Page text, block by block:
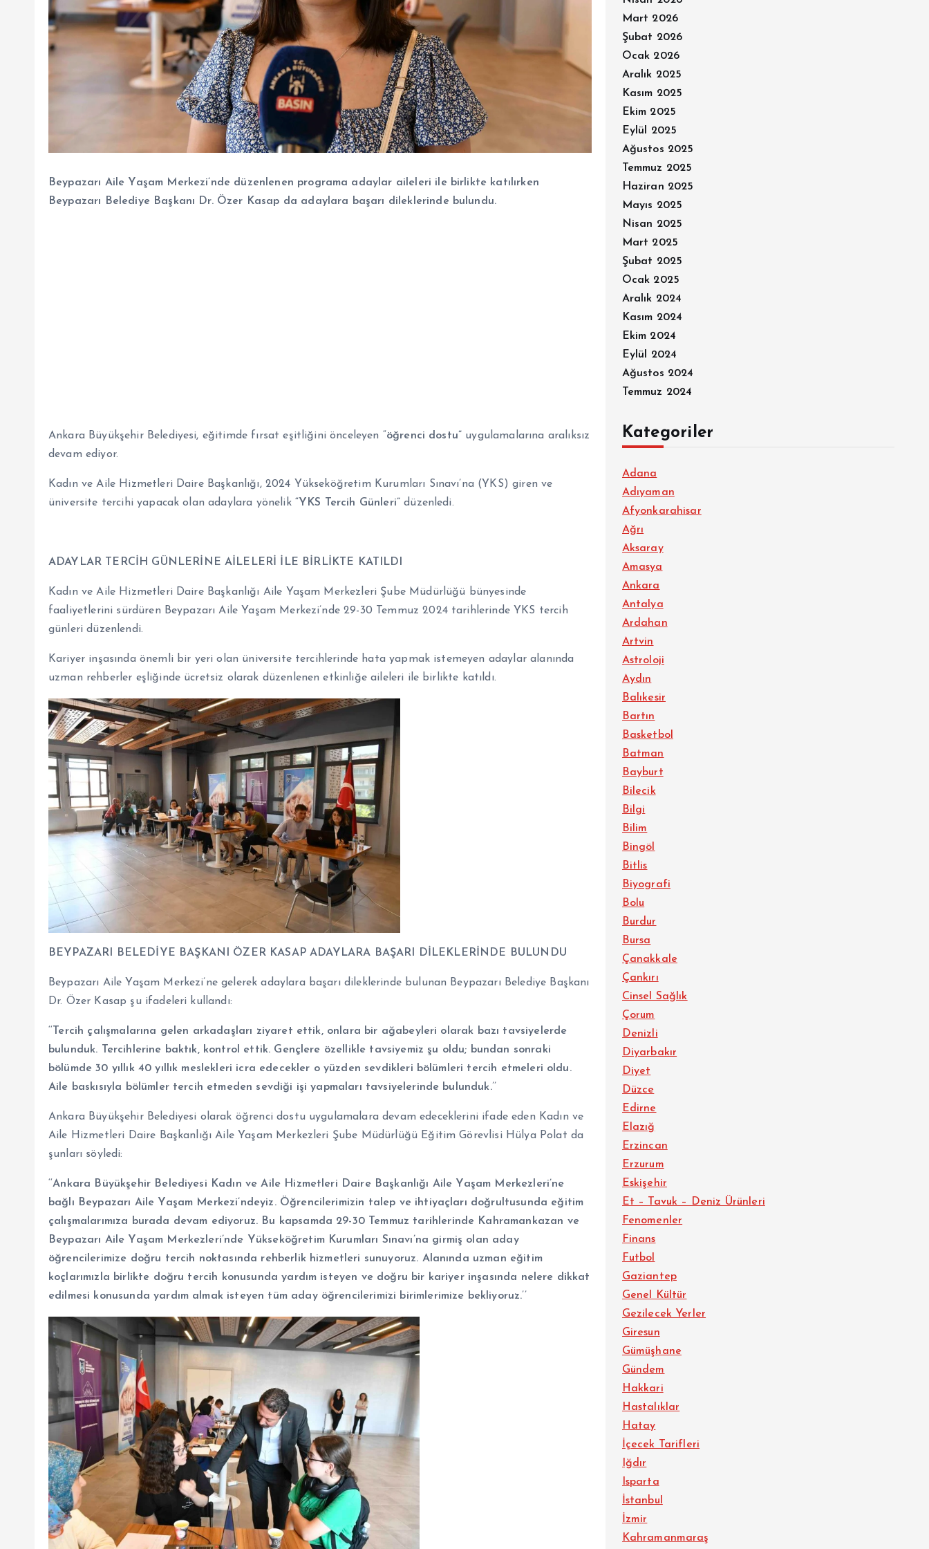
Beypazarı Aile Yaşam Merkezi’nde düzenlenen programa adaylar aileleri ile birlikte katılırken
Beypazarı Belediye Başkanı Dr. Özer Kasap da adaylara başarı dileklerinde bulundu.
Ankara Büyükşehir Belediyesi, eğitimde fırsat eşitliğini önceleyen “öğrenci dostu” uygulamalarına aralıksız
devam ediyor.
Kadın ve Aile Hizmetleri Daire Başkanlığı, 2024 Yükseköğretim Kurumları Sınavı’na (YKS) giren ve
üniversite tercihi yapacak olan adaylara yönelik “YKS Tercih Günleri” düzenledi.
ADAYLAR TERCİH GÜNLERİNE AİLELERİ İLE BİRLİKTE KATILDI
Kadın ve Aile Hizmetleri Daire Başkanlığı Aile Yaşam Merkezleri Şube Müdürlüğü bünyesinde
faaliyetlerini sürdüren Beypazarı Aile Yaşam Merkezi’nde 29-30 Temmuz 2024 tarihlerinde YKS tercih
günleri düzenlendi.
Kariyer inşasında önemli bir yeri olan üniversite tercihlerinde hata yapmak istemeyen adaylar alanında
uzman rehberler eşliğinde ücretsiz olarak düzenlenen etkinliğe aileleri ile birlikte katıldı.
BEYPAZARI BELEDİYE BAŞKANI ÖZER KASAP ADAYLARA BAŞARI DİLEKLERİNDE BULUNDU
Beypazarı Aile Yaşam Merkezi’ne gelerek adaylara başarı dileklerinde bulunan Beypazarı Belediye Başkanı
Dr. Özer Kasap şu ifadeleri kullandı:
‘‘ Tercih çalışmalarına gelen arkadaşları ziyaret ettik, onlara bir ağabeyleri olarak bazı tavsiyelerde
bulunduk. Tercihlerine baktık, kontrol ettik. Gençlere özellikle tavsiyemiz şu oldu; bundan sonraki
bölümde 30 yıllık 40 yıllık meslekleri icra edecekler o yüzden sevdikleri bölümleri tercih etmeleri oldu.
Aile baskısıyla bölümler tercih etmeden sevdiği işi yapmaları tavsiyelerinde bulunduk.’’
Ankara Büyükşehir Belediyesi olarak öğrenci dostu uygulamalara devam edeceklerini ifade eden Kadın ve
Aile Hizmetleri Daire Başkanlığı Aile Yaşam Merkezleri Şube Müdürlüğü Eğitim Görevlisi Hülya Polat da
şunları söyledi:
‘‘Ankara Büyükşehir Belediyesi Kadın ve Aile Hizmetleri Daire Başkanlığı Aile Yaşam Merkezleri’ne
bağlı Beypazarı Aile Yaşam Merkezi’ndeyiz. Öğrencilerimizin talep ve ihtiyaçları doğrultusunda eğitim
çalışmalarımıza burada devam ediyoruz. Bu kapsamda 29-30 Temmuz tarihlerinde Kahramankazan ve
Beypazarı Aile Yaşam Merkezleri’nde Yükseköğretim Kurumları Sınavı’na girmiş olan aday
öğrencilerimize doğru tercih noktasında rehberlik hizmetleri sunuyoruz. Alanında uzman eğitim
koçlarımızla birlikte doğru tercih konusunda yardım isteyen ve doğru bir kariyer inşasında nelere dikkat
edilmesi konusunda yardım almak isteyen tüm aday öğrencilerimizi birimlerimize bekliyoruz.’’
Mart 2026
Şubat 2026
Ocak 2026
Aralık 2025
Kasım 2025
Ekim 2025
Eylül 2025
Ağustos 2025
Temmuz 2025
Haziran 2025
Mayıs 2025
Nisan 2025
Mart 2025
Şubat 2025
Ocak 2025
Aralık 2024
Kasım 2024
Ekim 2024
Eylül 2024
Ağustos 2024
Temmuz 2024
Kategoriler
Adana
Adıyaman
Afyonkarahisar
Ağrı
Aksaray
Amasya
Ankara
Antalya
Ardahan
Artvin
Astroloji
Aydın
Balıkesir
Bartın
Basketbol
Batman
Bayburt
Bilecik
Bilgi
Bilim
Bingöl
Bitlis
Biyografi
Bolu
Burdur
Bursa
Çanakkale
Çankırı
Cinsel Sağlık
Çorum
Denizli
Diyarbakır
Diyet
Düzce
Edirne
Elazığ
Erzincan
Erzurum
Eskişehir
Et – Tavuk – Deniz Ürünleri
Fenomenler
Finans
Futbol
Gaziantep
Genel Kültür
Gezilecek Yerler
Giresun
Gümüşhane
Gündem
Hakkari
Hastalıklar
Hatay
İçecek Tarifleri
Iğdır
Isparta
İstanbul
İzmir
Kahramanmaraş